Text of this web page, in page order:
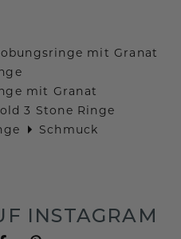
mit Granat
mit Granat
3 Stone Ringe
Schmuck
INSTAGRAM